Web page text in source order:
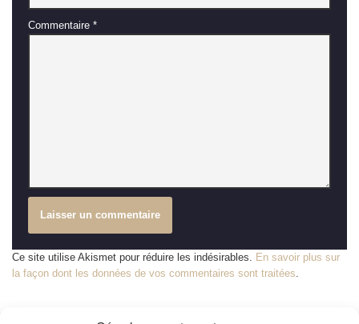
Commentaire *
Ce site utilise Akismet pour réduire les indésirables. En savoir plus sur
la façon dont les données de vos commentaires sont traitées.